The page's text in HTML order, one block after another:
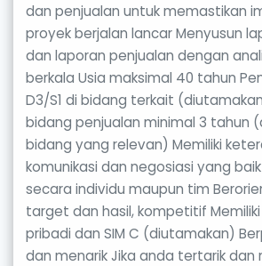
dan penjualan untuk memastikan
proyek berjalan lancar Menyusun
dan laporan penjualan dengan
berkala Usia maksimal 40 tahun
D3/S1 di bidang terkait
bidang penjualan minimal 3 tahun
bidang yang relevan) Memiliki
komunikasi dan negosiasi yang
secara individu maupun tim
target dan hasil, kompetitif
pribadi dan SIM C (diutamakan)
dan menarik Jika anda tertarik dan